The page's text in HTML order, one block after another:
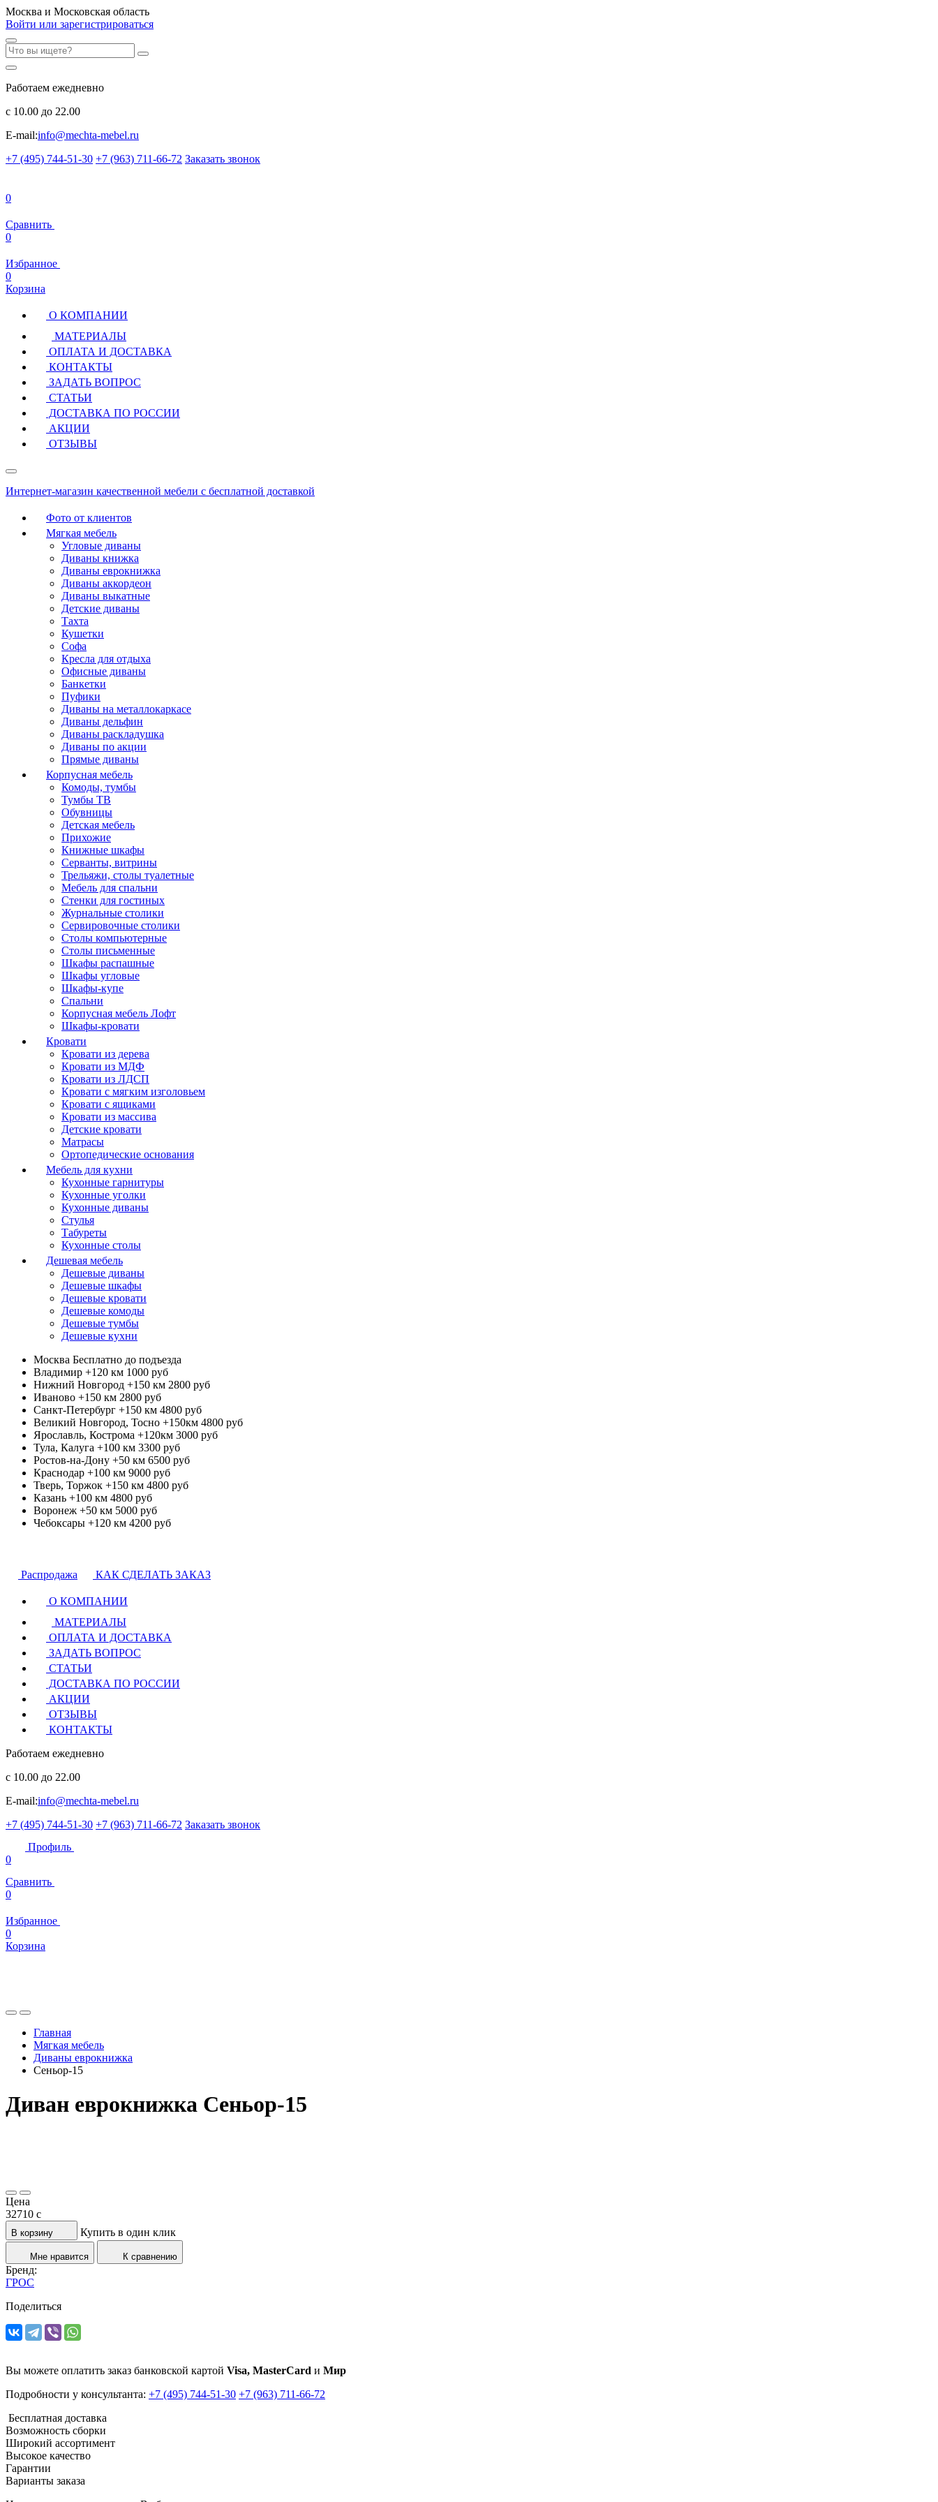
Москва и Московская область
Войти или зарегистрироваться
Работаем ежедневно
с 10.00 до 22.00
E-mail:info@mechta-mebel.ru
+7 (495) 744-51-30 +7 (963) 711-66-72 Заказать звонок
0
Сравнить
0
Избранное
0
Корзина
О КОМПАНИИ
МАТЕРИАЛЫ
ОПЛАТА И ДОСТАВКА
КОНТАКТЫ
ЗАДАТЬ ВОПРОС
СТАТЬИ
ДОСТАВКА ПО РОССИИ
АКЦИИ
ОТЗЫВЫ
Интернет-магазин качественной мебели с бесплатной доставкой
Фото от клиентов
Мягкая мебель
Угловые диваны
Диваны книжка
Диваны еврокнижка
Диваны аккордеон
Диваны выкатные
Детские диваны
Тахта
Кушетки
Софа
Кресла для отдыха
Офисные диваны
Банкетки
Пуфики
Диваны на металлокаркасе
Диваны дельфин
Диваны раскладушка
Диваны по акции
Прямые диваны
Корпусная мебель
Комоды, тумбы
Тумбы ТВ
Обувницы
Детская мебель
Прихожие
Книжные шкафы
Серванты, витрины
Трельяжи, столы туалетные
Мебель для спальни
Стенки для гостиных
Журнальные столики
Сервировочные столики
Столы компьютерные
Столы письменные
Шкафы распашные
Шкафы угловые
Шкафы-купе
Спальни
Корпусная мебель Лофт
Шкафы-кровати
Кровати
Кровати из дерева
Кровати из МДФ
Кровати из ЛДСП
Кровати с мягким изголовьем
Кровати с ящиками
Кровати из массива
Детские кровати
Матрасы
Ортопедические основания
Мебель для кухни
Кухонные гарнитуры
Кухонные уголки
Кухонные диваны
Стулья
Табуреты
Кухонные столы
Дешевая мебель
Дешевые диваны
Дешевые шкафы
Дешевые кровати
Дешевые комоды
Дешевые тумбы
Дешевые кухни
Москва Бесплатно до подъезда
Владимир +120 км 1000 руб
Нижний Новгород +150 км 2800 руб
Иваново +150 км 2800 руб
Санкт-Петербург +150 км 4800 руб
Великий Новгород, Тосно +150км 4800 руб
Ярославль, Кострома +120км 3000 руб
Тула, Калуга +100 км 3300 руб
Ростов-на-Дону +50 км 6500 руб
Краснодар +100 км 9000 руб
Тверь, Торжок +150 км 4800 руб
Казань +100 км 4800 руб
Воронеж +50 км 5000 руб
Чебоксары +120 км 4200 руб
Распродажа КАК СДЕЛАТЬ ЗАКАЗ
О КОМПАНИИ
МАТЕРИАЛЫ
ОПЛАТА И ДОСТАВКА
ЗАДАТЬ ВОПРОС
СТАТЬИ
ДОСТАВКА ПО РОССИИ
АКЦИИ
ОТЗЫВЫ
КОНТАКТЫ
Работаем ежедневно
с 10.00 до 22.00
E-mail:info@mechta-mebel.ru
+7 (495) 744-51-30 +7 (963) 711-66-72 Заказать звонок
Профиль
0
Сравнить
0
Избранное
0
Корзина
Главная
Мягкая мебель
Диваны еврокнижка
Сеньор-15
Диван еврокнижка Сеньор-15
Цена
32710 c
В корзину Купить в один клик
Мне нравится К сравнению
Бренд:
ГРОС
Поделиться
Вы можете оплатить заказ банковской картой Visa, MasterCard и Мир
Подробности у консультанта: +7 (495) 744-51-30 +7 (963) 711-66-72
Бесплатная доставка
Возможность сборки
Широкий ассортимент
Высокое качество
Гарантии
Варианты заказа